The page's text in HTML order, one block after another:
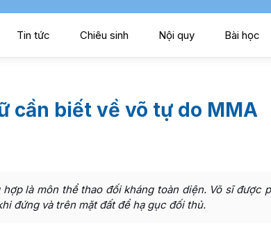
Tin tức Chiêu sinh Nội quy Bài học
cần biết về võ tự do MMA
là môn thể thao đối kháng toàn diện. Võ sĩ được
đứng và trên mặt đất để hạ gục đối thủ.